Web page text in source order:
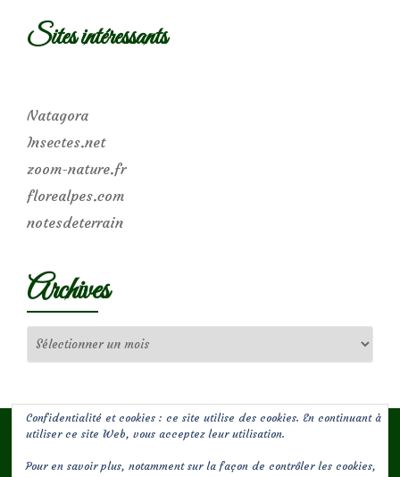
Sites intéressants
Natagora
Insectes.net
zoom-nature.fr
florealpes.com
notesdeterrain
Archives
(c) Les Jardins de Malorie
Confidentialité et cookies : ce site utilise des cookies. En continuant à
utiliser ce site Web, vous acceptez leur utilisation.
Pour en savoir plus, notamment sur la façon de contrôler les cookies,